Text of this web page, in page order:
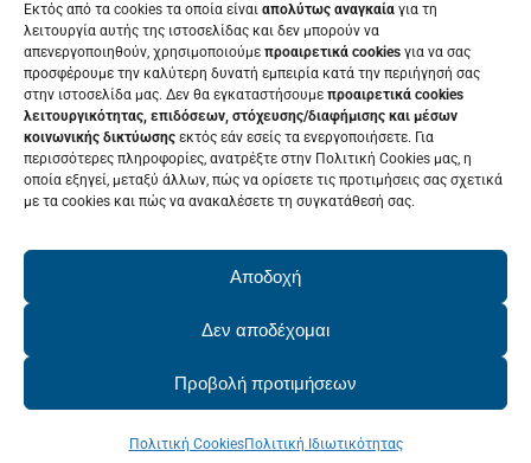
Εκτός από τα cookies τα οποία είναι απολύτως αναγκαία για τη
λειτουργία αυτής της ιστοσελίδας και δεν μπορούν να
απενεργοποιηθούν, χρησιμοποιούμε προαιρετικά cookies για να σας
προσφέρουμε την καλύτερη δυνατή εμπειρία κατά την περιήγησή σας
στην ιστοσελίδα μας. Δεν θα εγκαταστήσουμε προαιρετικά cookies
λειτουργικότητας, επιδόσεων, στόχευσης/διαφήμισης και μέσων
κοινωνικής δικτύωσης εκτός εάν εσείς τα ενεργοποιήσετε. Για
περισσότερες πληροφορίες, ανατρέξτε στην Πολιτική Cookies μας, η
οποία εξηγεί, μεταξύ άλλων, πώς να ορίσετε τις προτιμήσεις σας σχετικά
με τα cookies και πώς να ανακαλέσετε τη συγκατάθεσή σας.
Αποδοχή
Δεν αποδέχομαι
Προβολή προτιμήσεων
Πολιτική CookiesΠολιτική Ιδιωτικότητας
ΕΘΕΛΟΝΤΉΣ
ΤΑ ΝΈΑ ΜΑΣ
ΕΠΙΚΟΙΝΩΝΊΑ
ΕΚΔΗΛΩΣΕΙΣ
2026
© Copyright 2022 - 2026 | PatrasIQ